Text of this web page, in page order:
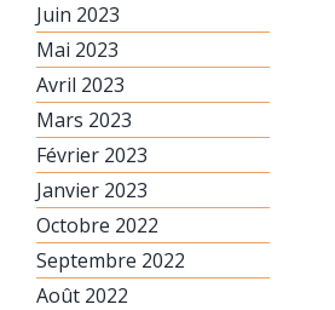
Juin 2023
Mai 2023
Avril 2023
Mars 2023
Février 2023
Janvier 2023
Octobre 2022
Septembre 2022
Août 2022